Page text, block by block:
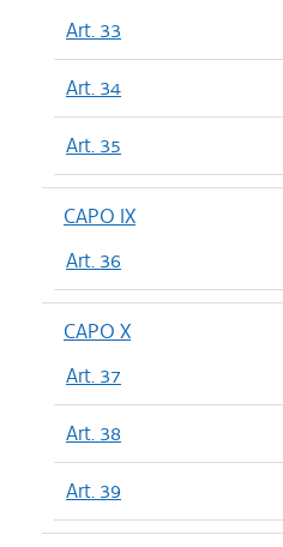
Art. 33
Art. 34
Art. 35
CAPO IX
Art. 36
CAPO X
Art. 37
Art. 38
Art. 39